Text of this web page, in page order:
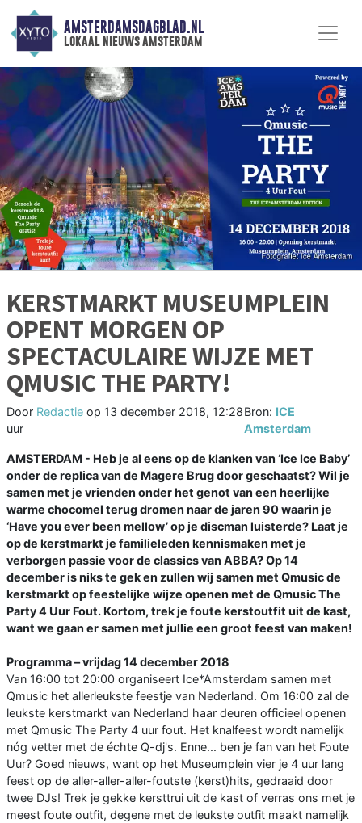
AMSTERDAMSDAGBLAD.NL
lokaal nieuws amsterdam
KERSTMARKT MUSEUMPLEIN
OPENT MORGEN OP
SPECTACULAIRE WIJZE MET
QMUSIC THE PARTY!
Door Redactie op 13 december 2018, 12:28
uur
Bron: ICE
Amsterdam
AMSTERDAM - Heb je al eens op de klanken van ‘Ice Ice Baby’
onder de replica van de Magere Brug door geschaatst? Wil je
samen met je vrienden onder het genot van een heerlijke
warme chocomel terug dromen naar de jaren 90 waarin je
‘Have you ever been mellow’ op je discman luisterde? Laat je
op de kerstmarkt je familieleden kennismaken met je
verborgen passie voor de classics van ABBA? Op 14
december is niks te gek en zullen wij samen met Qmusic de
kerstmarkt op feestelijke wijze openen met de Qmusic The
Party 4 Uur Fout. Kortom, trek je foute kerstoutfit uit de kast,
want we gaan er samen met jullie een groot feest van maken!
Programma – vrijdag 14 december 2018
Van 16:00 tot 20:00 organiseert Ice*Amsterdam samen met
Qmusic het allerleukste feestje van Nederland. Om 16:00 zal de
leukste kerstmarkt van Nederland haar deuren officieel openen
met Qmusic The Party 4 uur fout. Het knalfeest wordt namelijk
nóg vetter met de échte Q-dj's. Enne... ben je fan van het Foute
Uur? Goed nieuws, want op het Museumplein vier je 4 uur lang
feest op de aller-aller-aller-foutste (kerst)hits, gedraaid door
twee DJs! Trek je gekke kersttrui uit de kast of verras ons met je
meest foute outfit, degene met de leukste outfit maakt namelijk